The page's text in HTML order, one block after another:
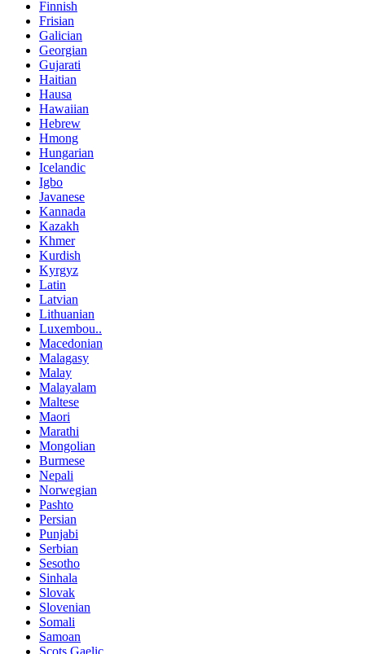
Finnish
Frisian
Galician
Georgian
Gujarati
Haitian
Hausa
Hawaiian
Hebrew
Hmong
Hungarian
Icelandic
Igbo
Javanese
Kannada
Kazakh
Khmer
Kurdish
Kyrgyz
Latin
Latvian
Lithuanian
Luxembou..
Macedonian
Malagasy
Malay
Malayalam
Maltese
Maori
Marathi
Mongolian
Burmese
Nepali
Norwegian
Pashto
Persian
Punjabi
Serbian
Sesotho
Sinhala
Slovak
Slovenian
Somali
Samoan
Scots Gaelic